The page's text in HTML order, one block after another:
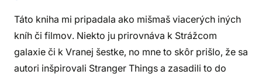
Táto kniha mi pripadala ako mišmaš viacerých iných
kníh či filmov. Niekto ju prirovnáva k Strážcom
galaxie či k Vranej šestke, no mne to skôr prišlo, že sa
autori inšpirovali Stranger Things a zasadili to do